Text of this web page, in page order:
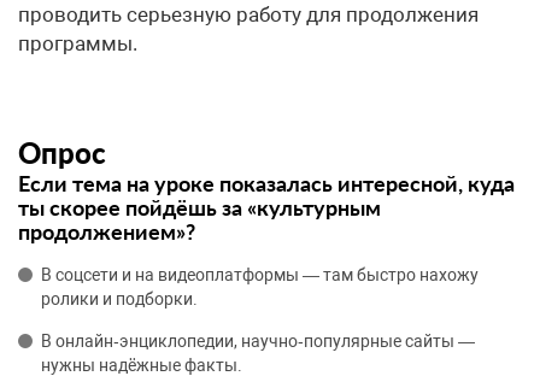
проводить серьезную работу для продолжения
программы.
Опрос
Если тема на уроке показалась интересной, куда
ты скорее пойдёшь за «культурным
продолжением»?
В соцсети и на видеоплатформы — там быстро нахожу
ролики и подборки.
В онлайн‑энциклопедии, научно‑популярные сайты —
нужны надёжные факты.